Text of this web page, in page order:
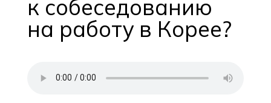
к собеседованию
на работу в Корее?